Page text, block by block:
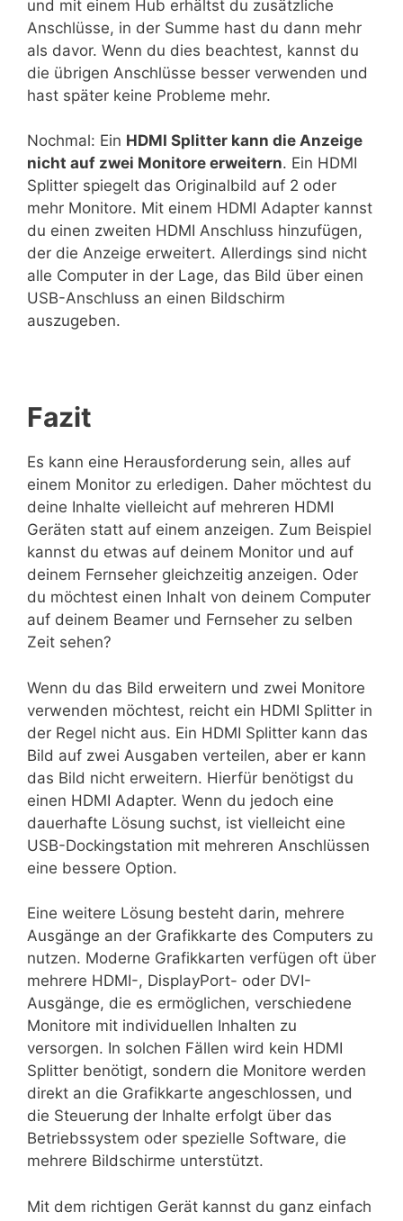
und mit einem Hub erhältst du zusätzliche
Anschlüsse, in der Summe hast du dann mehr
als davor. Wenn du dies beachtest, kannst du
die übrigen Anschlüsse besser verwenden und
hast später keine Probleme mehr.
Nochmal: Ein HDMI Splitter kann die Anzeige
nicht auf zwei Monitore erweitern. Ein HDMI
Splitter spiegelt das Originalbild auf 2 oder
mehr Monitore. Mit einem HDMI Adapter kannst
du einen zweiten HDMI Anschluss hinzufügen,
der die Anzeige erweitert. Allerdings sind nicht
alle Computer in der Lage, das Bild über einen
USB-Anschluss an einen Bildschirm
auszugeben.
Fazit
Es kann eine Herausforderung sein, alles auf
einem Monitor zu erledigen. Daher möchtest du
deine Inhalte vielleicht auf mehreren HDMI
Geräten statt auf einem anzeigen. Zum Beispiel
kannst du etwas auf deinem Monitor und auf
deinem Fernseher gleichzeitig anzeigen. Oder
du möchtest einen Inhalt von deinem Computer
auf deinem Beamer und Fernseher zu selben
Zeit sehen?
Wenn du das Bild erweitern und zwei Monitore
verwenden möchtest, reicht ein HDMI Splitter in
der Regel nicht aus. Ein HDMI Splitter kann das
Bild auf zwei Ausgaben verteilen, aber er kann
das Bild nicht erweitern. Hierfür benötigst du
einen HDMI Adapter. Wenn du jedoch eine
dauerhafte Lösung suchst, ist vielleicht eine
USB-Dockingstation mit mehreren Anschlüssen
eine bessere Option.
Eine weitere Lösung besteht darin, mehrere
Ausgänge an der Grafikkarte des Computers zu
nutzen. Moderne Grafikkarten verfügen oft über
mehrere HDMI-, DisplayPort- oder DVI-
Ausgänge, die es ermöglichen, verschiedene
Monitore mit individuellen Inhalten zu
versorgen. In solchen Fällen wird kein HDMI
Splitter benötigt, sondern die Monitore werden
direkt an die Grafikkarte angeschlossen, und
die Steuerung der Inhalte erfolgt über das
Betriebssystem oder spezielle Software, die
mehrere Bildschirme unterstützt.
Mit dem richtigen Gerät kannst du ganz einfach